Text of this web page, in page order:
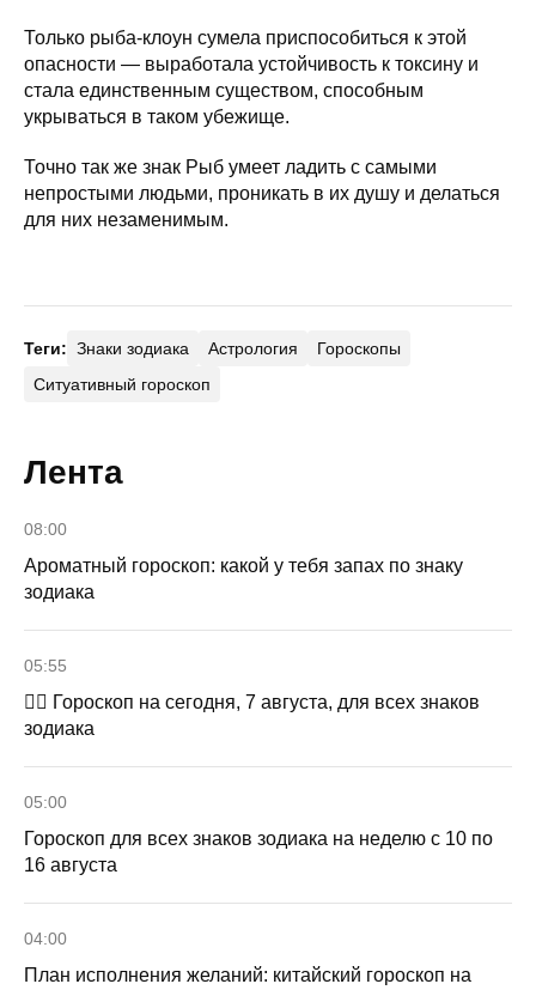
Только рыба-клоун сумела приспособиться к этой
опасности — выработала устойчивость к токсину и
стала единственным существом, способным
укрываться в таком убежище.
Точно так же знак Рыб умеет ладить с самыми
непростыми людьми, проникать в их душу и делаться
для них незаменимым.
Теги: Знаки зодиака Астрология
Гороскопы
Ситуативный гороскоп
Лента
08:00
Ароматный гороскоп: какой у тебя запах по знаку
зодиака
05:55
🧙‍♀ Гороскоп на сегодня, 7 августа, для всех знаков
зодиака
05:00
Гороскоп для всех знаков зодиака на неделю с 10 по
16 августа
04:00
План исполнения желаний: китайский гороскоп на